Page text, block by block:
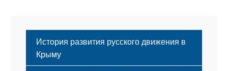
История развития русского движения в
Крыму